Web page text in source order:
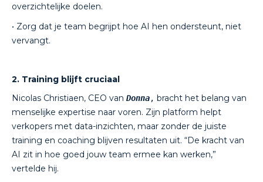
overzichtelijke doelen.
• Zorg dat je team begrijpt hoe AI hen ondersteunt, niet
vervangt.
2. Training blijft cruciaal
Nicolas Christiaen, CEO van Donna, bracht het belang van
menselijke expertise naar voren. Zijn platform helpt
verkopers met data-inzichten, maar zonder de juiste
training en coaching blijven resultaten uit. “De kracht van
AI zit in hoe goed jouw team ermee kan werken,”
vertelde hij.